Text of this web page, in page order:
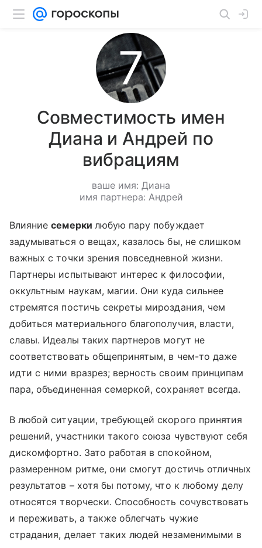
Совместимость имен
Диана и Андрей по
вибрациям
ваше имя: Диана
имя партнера: Андрей
Влияниесемерки любую пару побуждает
задумываться о вещах, казалось бы, не слишком
важных с точки зрения повседневной жизни.
Партнеры испытывают интерес к философии,
оккультным наукам, магии. Они куда сильнее
стремятся постичь секреты мироздания, чем
добиться материального благополучия, власти,
славы. Идеалы таких партнеров могут не
соответствовать общепринятым, в чем-то даже
идти с ними вразрез; верность своим принципам
пара, объединенная семеркой, сохраняет всегда.
В любой ситуации, требующей скорого принятия
решений, участники такого союза чувствуют себя
дискомфортно. Зато работая в спокойном,
размеренном ритме, они смогут достичь отличных
результатов – хотя бы потому, что к любому делу
относятся творчески. Способность сочувствовать
и переживать, а также облегчать чужие
страдания, делает таких людей незаменимыми в